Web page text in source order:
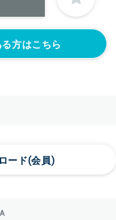
方はこちら
ード(会員)